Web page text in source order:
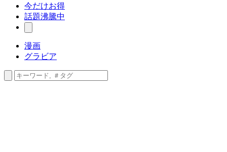
今だけお得
話題沸騰中
漫画
グラビア